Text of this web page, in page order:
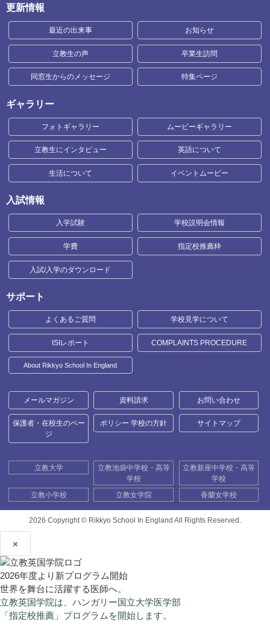
更新情報
最近の出来事 お知らせ
立教生の声 卒業生訪問
同窓生からのメッセージ 特集ページ
ギャラリー
フォトギャラリー ムービーギャラリー
立教生にインタビュー 英語について
生活について イベントムービー
入試情報
入学試験 学校説明会情報
学費 指定校推薦枠
入試/入学のダウンロード
サポート
よくあるご質問 学校見学について
ISIレポート COMPLAINTS PROCEDURE
About Rikkyo School In England
メールマガジン 資料請求 お問い合わせ
保護者・在校生のペー
ジ
ポリシー 学校の方針 サイトマップ
立教大学
立教池袋中学校・高等
学校
立教新座中学校・高等
学校
立教小学校
立教女学院 香蘭女学校
2026 Copyright © Rikkyo School In England All Rights Reserved.
×
2026年度より新プログラム開始
世界を舞台に活躍する医師へ。
立教英国学院は、ハンガリー国立大学医学部
「指定校推薦」プログラムを開始します。